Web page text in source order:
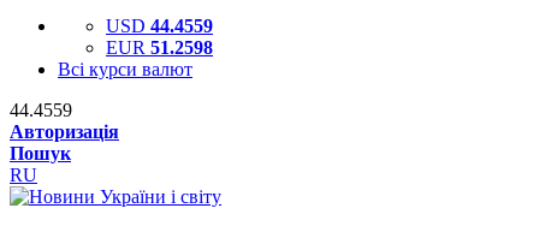
USD 44.4559
EUR 51.2598
Всі курси валют
44.4559
Авторизація
Пошук
RU